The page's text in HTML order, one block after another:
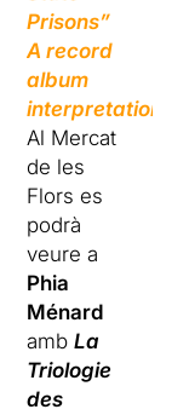
Prisons”
A record
album
interpretation
Al Mercat
de les
Flors es
podrà
veure a
Phia
Ménard
ambLa
Triologie
des